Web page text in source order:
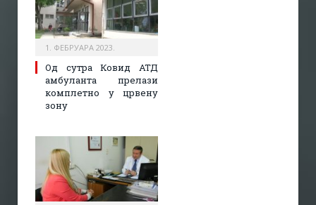
1. ФЕБРУАРА 2023.
Од сутра Ковид АТД
амбуланта прелази
комплетно у црвену
зону